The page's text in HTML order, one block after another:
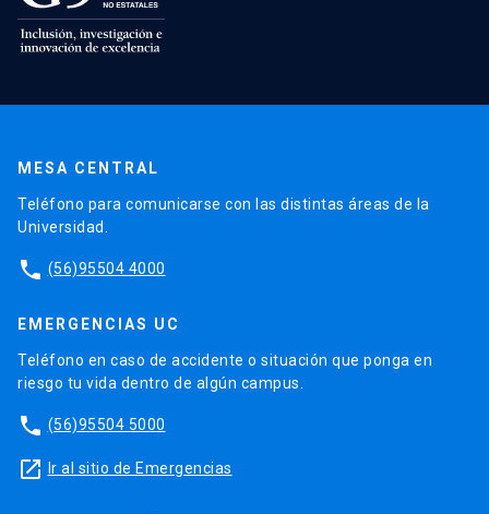
MESA CENTRAL
Teléfono para comunicarse con las distintas áreas de la
Universidad.
phone (56)95504 4000
EMERGENCIAS UC
Teléfono en caso de accidente o situación que ponga en
riesgo tu vida dentro de algún campus.
phone (56)95504 5000
launch Ir al sitio de Emergencias